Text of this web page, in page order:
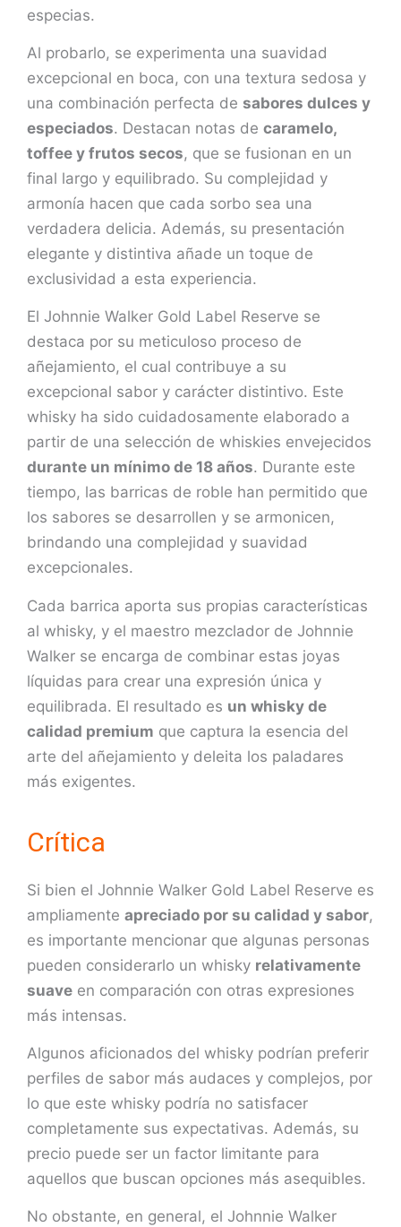
especias.
Al probarlo, se experimenta una suavidad
excepcional en boca, con una textura sedosa y
una combinación perfecta de sabores dulces y
especiados. Destacan notas de caramelo,
toffee y frutos secos, que se fusionan en un
final largo y equilibrado. Su complejidad y
armonía hacen que cada sorbo sea una
verdadera delicia. Además, su presentación
elegante y distintiva añade un toque de
exclusividad a esta experiencia.
El Johnnie Walker Gold Label Reserve se
destaca por su meticuloso proceso de
añejamiento, el cual contribuye a su
excepcional sabor y carácter distintivo. Este
whisky ha sido cuidadosamente elaborado a
partir de una selección de whiskies envejecidos
durante un mínimo de 18 años. Durante este
tiempo, las barricas de roble han permitido que
los sabores se desarrollen y se armonicen,
brindando una complejidad y suavidad
excepcionales.
Cada barrica aporta sus propias características
al whisky, y el maestro mezclador de Johnnie
Walker se encarga de combinar estas joyas
líquidas para crear una expresión única y
equilibrada. El resultado es un whisky de
calidad premium que captura la esencia del
arte del añejamiento y deleita los paladares
más exigentes.
Crítica
Si bien el Johnnie Walker Gold Label Reserve es
ampliamente apreciado por su calidad y sabor,
es importante mencionar que algunas personas
pueden considerarlo un whisky relativamente
suave en comparación con otras expresiones
más intensas.
Algunos aficionados del whisky podrían preferir
perfiles de sabor más audaces y complejos, por
lo que este whisky podría no satisfacer
completamente sus expectativas. Además, su
precio puede ser un factor limitante para
aquellos que buscan opciones más asequibles.
No obstante, en general, el Johnnie Walker